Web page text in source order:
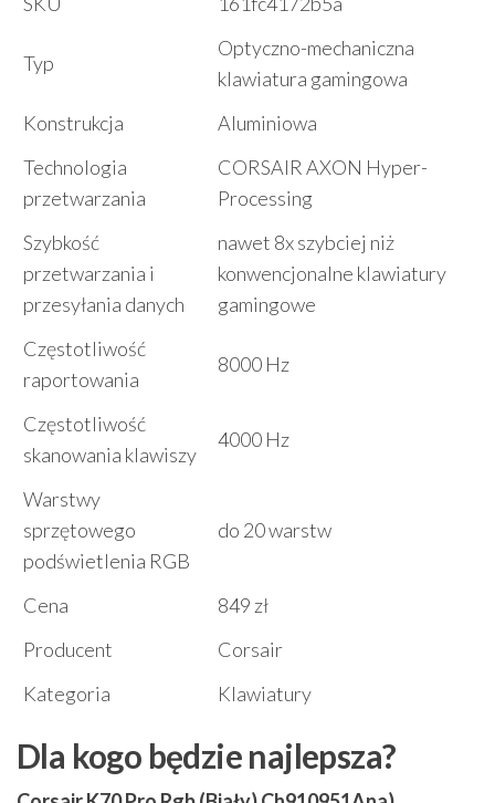
Typ
Optyczno-mechaniczna
klawiatura gamingowa
Konstrukcja
Aluminiowa
Technologia
przetwarzania
CORSAIR AXON Hyper-
Processing
Szybkość
przetwarzania i
przesyłania danych
nawet 8x szybciej niż
konwencjonalne klawiatury
gamingowe
Częstotliwość
raportowania
8000 Hz
Częstotliwość
skanowania klawiszy
4000 Hz
Warstwy
sprzętowego
podświetlenia RGB
do 20 warstw
Cena
849 zł
Producent
Corsair
Kategoria
Klawiatury
Dla kogo będzie najlepsza?